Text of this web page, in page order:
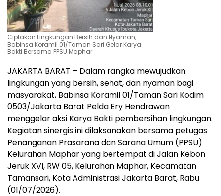
Ciptakan Lingkungan Bersih dan Nyaman,
Babinsa Koramil 01/Taman Sari Gelar Karya
Bakti Bersama PPSU Maphar
JAKARTA BARAT – Dalam rangka mewujudkan
lingkungan yang bersih, sehat, dan nyaman bagi
masyarakat, Babinsa Koramil 01/Taman Sari Kodim
0503/Jakarta Barat Pelda Ery Hendrawan
menggelar aksi Karya Bakti pembersihan lingkungan.
Kegiatan sinergis ini dilaksanakan bersama petugas
Penanganan Prasarana dan Sarana Umum (PPSU)
Kelurahan Maphar yang bertempat di Jalan Kebon
Jeruk XVI, RW 05, Kelurahan Maphar, Kecamatan
Tamansari, Kota Administrasi Jakarta Barat, Rabu
(01/07/2026).